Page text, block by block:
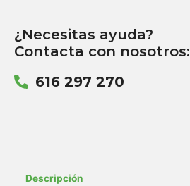
¿Necesitas ayuda?
Contacta con nosotros:
616 297 270
Descripción